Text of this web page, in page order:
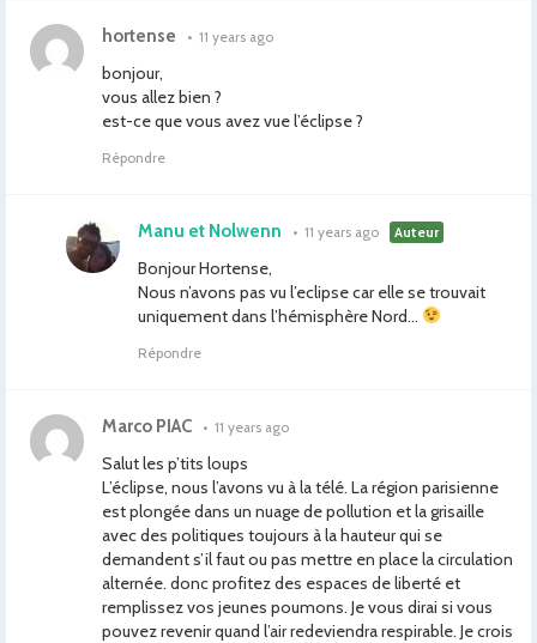
hortense • 11 years ago
bonjour,
vous allez bien ?
est-ce que vous avez vue l’éclipse ?
Répondre
Manu et Nolwenn • 11 years ago Auteur
Bonjour Hortense,
Nous n’avons pas vu l’eclipse car elle se trouvait
uniquement dans l’hémisphère Nord…
Répondre
Marco PIAC • 11 years ago
Salut les p’tits loups
L’éclipse, nous l’avons vu à la télé. La région parisienne
est plongée dans un nuage de pollution et la grisaille
avec des politiques toujours à la hauteur qui se
demandent s’il faut ou pas mettre en place la circulation
alternée. donc profitez des espaces de liberté et
remplissez vos jeunes poumons. Je vous dirai si vous
pouvez revenir quand l’air redeviendra respirable. Je crois